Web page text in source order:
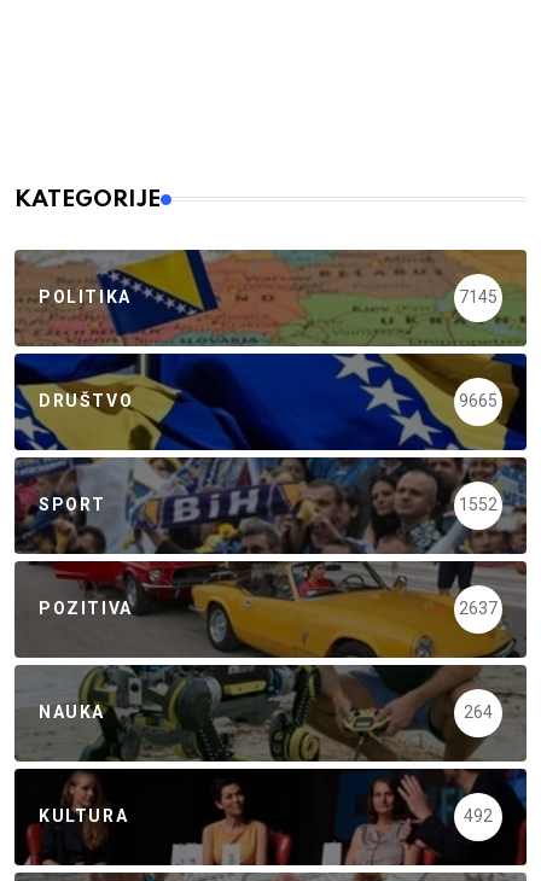
KATEGORIJE
POLITIKA 7145
DRUŠTVO 9665
SPORT 1552
POZITIVA 2637
NAUKA 264
KULTURA 492